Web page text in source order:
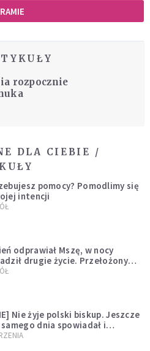
rozpocznie
DLA CIEBIE /
pomocy? Pomodlimy się
intencji
odprawiał Mszę, w nocy
drugie życie. Przełożony
mu opuścić zakon
Nie żyje polski biskup. Jeszcze
dnia spowiadał i
Mszę świętą